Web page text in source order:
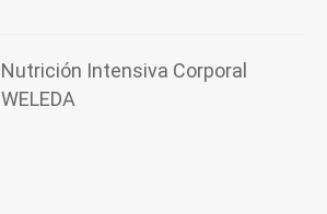
Nutrición Intensiva Corporal
WELEDA